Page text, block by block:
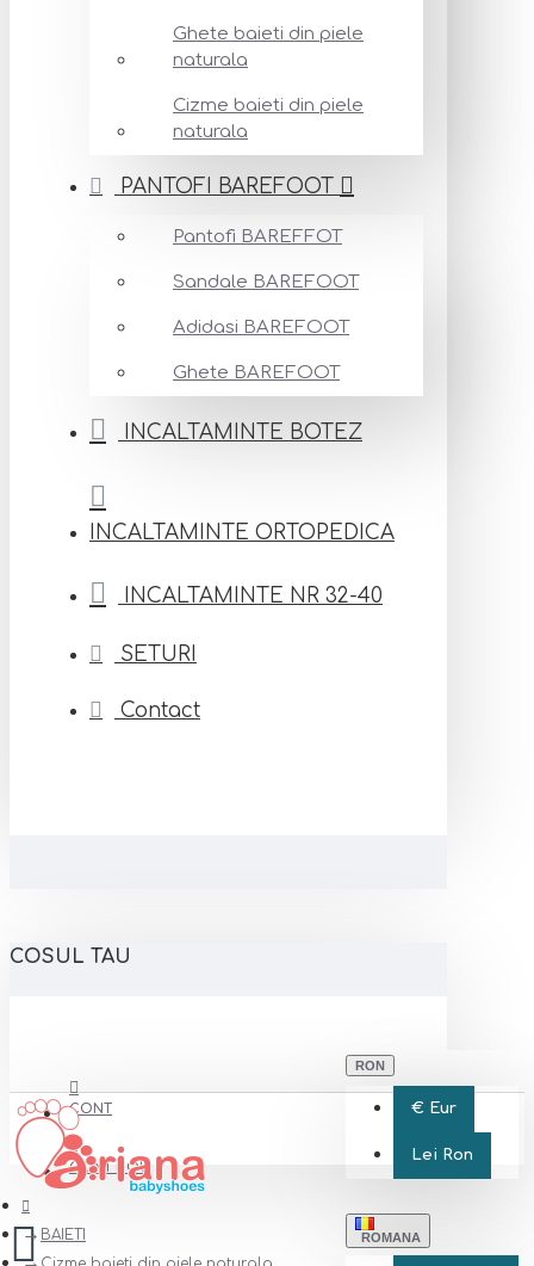
Ghete baieti din piele
naturala
Cizme baieti din piele
naturala
PANTOFI BAREFOOT
Pantofi BAREFFOT
Sandale BAREFOOT
Adidasi BAREFOOT
Ghete BAREFOOT
INCALTAMINTE BOTEZ
INCALTAMINTE ORTOPEDICA
INCALTAMINTE NR 32-40
SETURI
Contact
COSUL TAU
CONT
CONT NOU
RON
€ Eur
Lei Ron
ROMANA
BAIETI